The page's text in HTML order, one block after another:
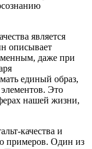
является
описывает
даже при
единый образ,
Это
нашей жизни,
качества и
примеров. Один из